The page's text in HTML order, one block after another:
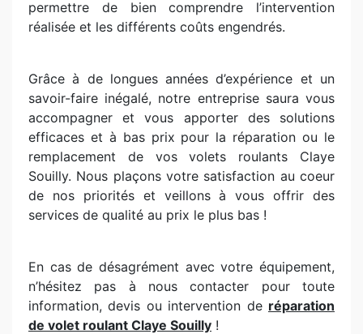
permettre de bien comprendre l’intervention
réalisée et les différents coûts engendrés.
Grâce à de longues années d’expérience et un
savoir-faire inégalé, notre entreprise saura vous
accompagner et vous apporter des solutions
efficaces et à bas prix pour la réparation ou le
remplacement de vos volets roulants Claye
Souilly. Nous plaçons votre satisfaction au coeur
de nos priorités et veillons à vous offrir des
services de qualité au prix le plus bas !
En cas de désagrément avec votre équipement,
n’hésitez pas à nous contacter pour toute
information, devis ou intervention de réparation
de volet roulant Claye Souilly !